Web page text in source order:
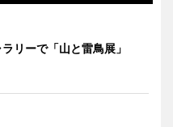
リーで「山と雷鳥展」